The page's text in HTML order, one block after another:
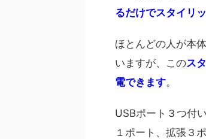
るだけでスタイリ
ほとんどの人が本
いますが、このス
電できます。
USBポート３つ付
１ポート、拡張３